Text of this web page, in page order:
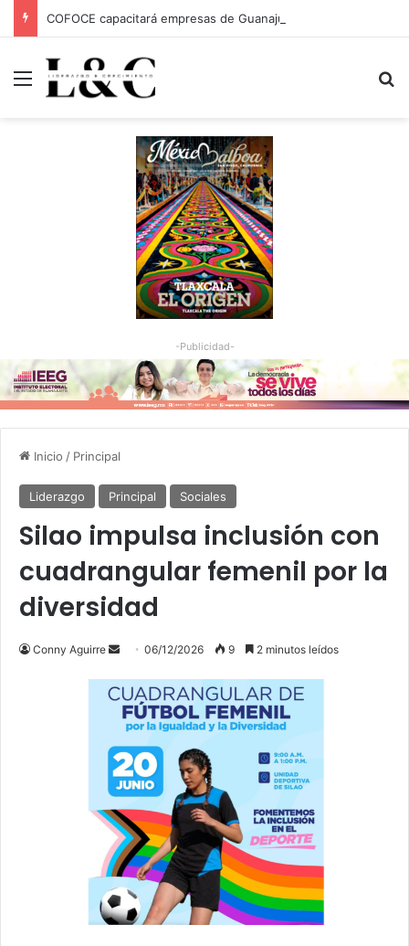
Menu
-Publicidad-
Inicio / Principal
Liderazgo Principal Sociales
Silao impulsa inclusión con
cuadrangular femenil por la
diversidad
Conny Aguirre
Send
email
06/12/2026 9 2 minutos leídos